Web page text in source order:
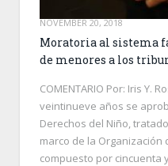
NOVEMBER 20, 2018
Moratoria al sistema
de menores a los
COMENTARIO Por: Iris Y.
veintinueve años se
Derechos del Niño,
marco de la Organización
compuesto por cincuenta